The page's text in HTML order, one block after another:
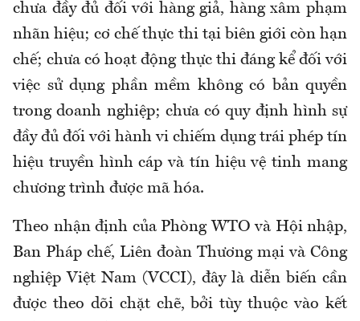
chưa đầy đủ đối với hàng giả, hàng xâm phạm
nhãn hiệu; cơ chế thực thi tại biên giới còn hạn
chế; chưa có hoạt động thực thi đáng kể đối với
việc sử dụng phần mềm không có bản quyền
trong doanh nghiệp; chưa có quy định hình sự
đầy đủ đối với hành vi chiếm dụng trái phép tín
hiệu truyền hình cáp và tín hiệu vệ tinh mang
chương trình được mã hóa.
Theo nhận định của Phòng WTO và Hội nhập,
Ban Pháp chế, Liên đoàn Thương mại và Công
nghiệp Việt Nam (VCCI), đây là diễn biến cần
được theo dõi chặt chẽ, bởi tùy thuộc vào kết